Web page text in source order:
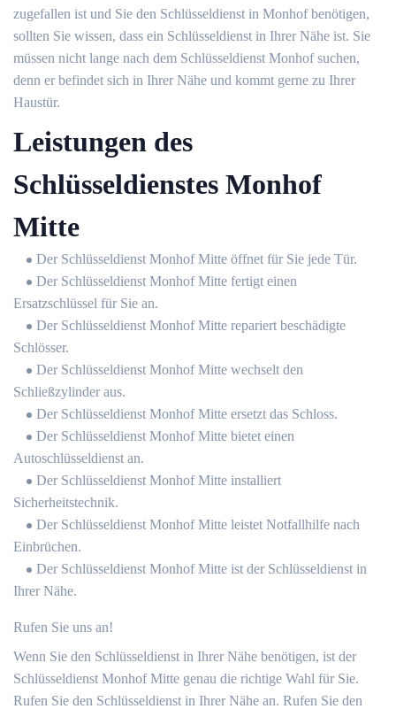
zugefallen ist und Sie den Schlüsseldienst in Monhof benötigen,
sollten Sie wissen, dass ein Schlüsseldienst in Ihrer Nähe ist. Sie
müssen nicht lange nach dem Schlüsseldienst Monhof suchen,
denn er befindet sich in Ihrer Nähe und kommt gerne zu Ihrer
Haustür.
Leistungen des
Schlüsseldienstes Monhof
Mitte
Der Schlüsseldienst Monhof Mitte öffnet für Sie jede Tür.
Der Schlüsseldienst Monhof Mitte fertigt einen
Ersatzschlüssel für Sie an.
Der Schlüsseldienst Monhof Mitte repariert beschädigte
Schlösser.
Der Schlüsseldienst Monhof Mitte wechselt den
Schließzylinder aus.
Der Schlüsseldienst Monhof Mitte ersetzt das Schloss.
Der Schlüsseldienst Monhof Mitte bietet einen
Autoschlüsseldienst an.
Der Schlüsseldienst Monhof Mitte installiert
Sicherheitstechnik.
Der Schlüsseldienst Monhof Mitte leistet Notfallhilfe nach
Einbrüchen.
Der Schlüsseldienst Monhof Mitte ist der Schlüsseldienst in
Ihrer Nähe.
Rufen Sie uns an!
Wenn Sie den Schlüsseldienst in Ihrer Nähe benötigen, ist der
Schlüsseldienst Monhof Mitte genau die richtige Wahl für Sie.
Rufen Sie den Schlüsseldienst in Ihrer Nähe an. Rufen Sie den